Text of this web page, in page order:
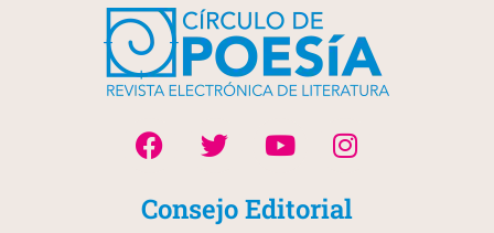
Consejo Editorial